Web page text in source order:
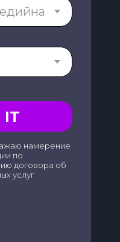
IT
намерение
по
договора об
услуг